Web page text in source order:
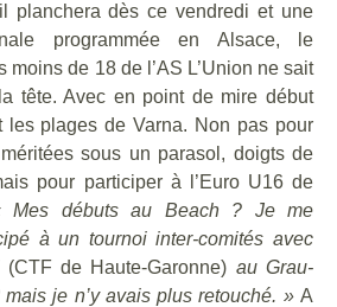
planchera dès ce vendredi et une
programmée en Alsace, le
moins de 18 de l’AS L’Union ne sait
tête. Avec en point de mire début
les plages de Varna. Non pas pour
sous un parasol, doigts de
pour participer à l’Euro U16 de
Mes débuts au Beach ? Je me
à un tournoi inter-comités avec
(CTF de Haute-Garonne) au Grau-
je n’y avais plus retouché. »A